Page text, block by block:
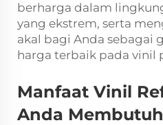
berharga dalam
yang ekstrem, serta
akal bagi Anda sebagai
harga terbaik pada vinil
Manfaat Vinil
Anda